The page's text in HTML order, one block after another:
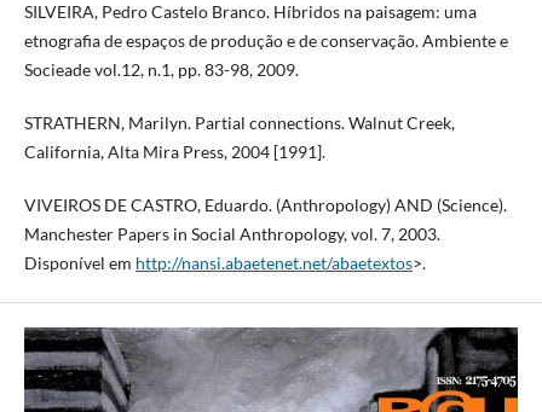
SILVEIRA, Pedro Castelo Branco. Híbridos na paisagem: uma
etnografia de espaços de produção e de conservação. Ambiente e
Socieade vol.12, n.1, pp. 83-98, 2009.
STRATHERN, Marilyn. Partial connections. Walnut Creek,
California, Alta Mira Press, 2004 [1991].
VIVEIROS DE CASTRO, Eduardo. (Anthropology) AND (Science).
Manchester Papers in Social Anthropology, vol. 7, 2003.
Disponível em http://nansi.abaetenet.net/abaetextos>.